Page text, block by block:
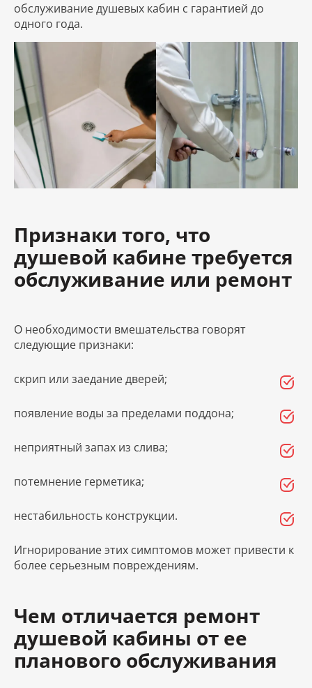
обслуживание душевых кабин с гарантией до
одного года.
Признаки того, что
душевой кабине требуется
обслуживание или ремонт
О необходимости вмешательства говорят
следующие признаки:
скрип или заедание дверей;
появление воды за пределами поддона;
неприятный запах из слива;
потемнение герметика;
нестабильность конструкции.
Игнорирование этих симптомов может привести к
более серьезным повреждениям.
Чем отличается ремонт
душевой кабины от ее
планового обслуживания